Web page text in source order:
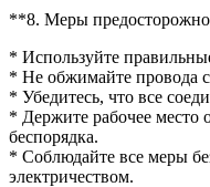
**8. Меры
* Используйте
* Не обжимайте провода
* Убедитесь, что все
* Держите рабочее место
беспорядка.
* Соблюдайте все меры
электричеством.